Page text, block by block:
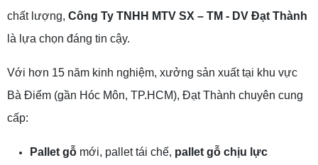
chất lượng, Công Ty TNHH MTV SX – TM - DV Đạt Thành
là lựa chọn đáng tin cậy.
Với hơn 15 năm kinh nghiệm, xưởng sản xuất tại khu vực
Bà Điểm (gần Hóc Môn, TP.HCM), Đạt Thành chuyên cung
cấp:
Pallet gỗ mới, pallet tái chế, pallet gỗ chịu lực